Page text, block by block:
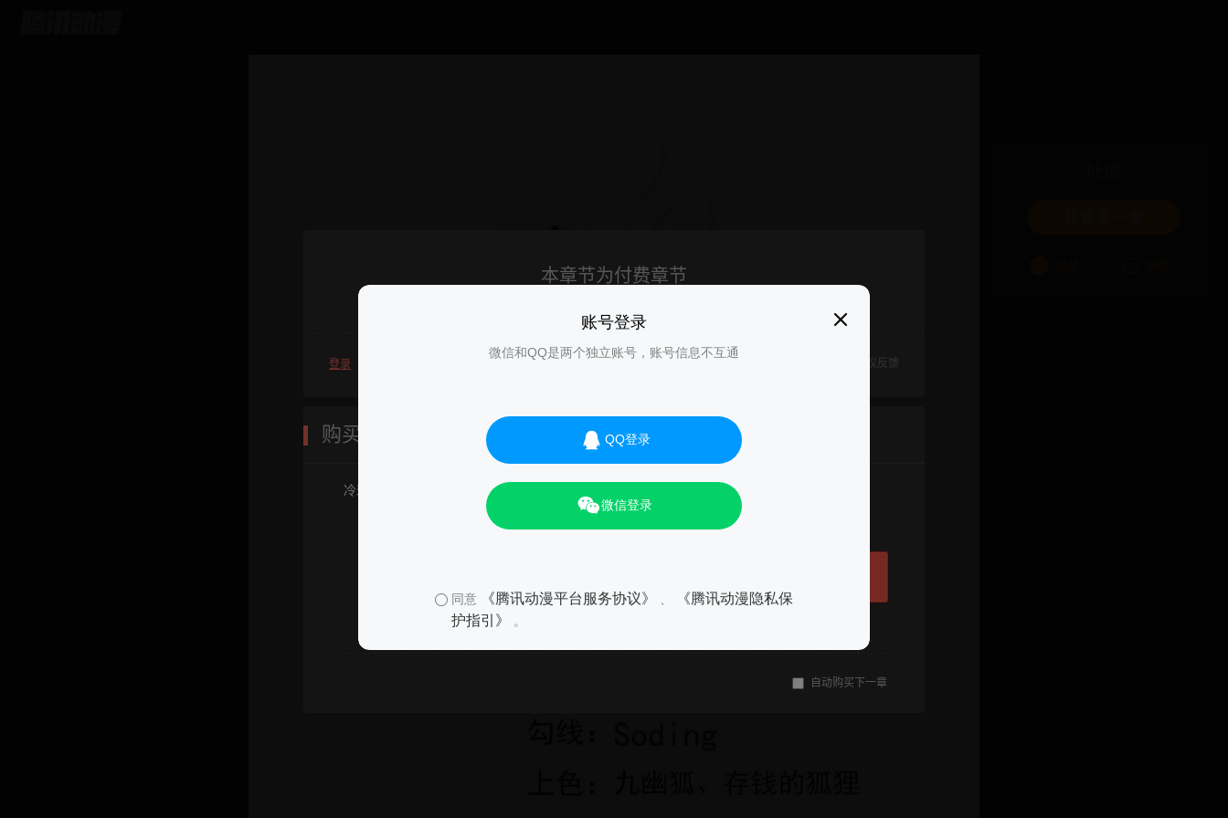
账号登录
微信和QQ是两个独立账号，账号信息不互通
QQ登录
微信登录
同意 《腾讯动漫平台服务协议》
《腾讯动漫隐私保
护指引》
。